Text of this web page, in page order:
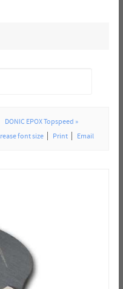
DONIC EPOX Topspeed »
Print Email